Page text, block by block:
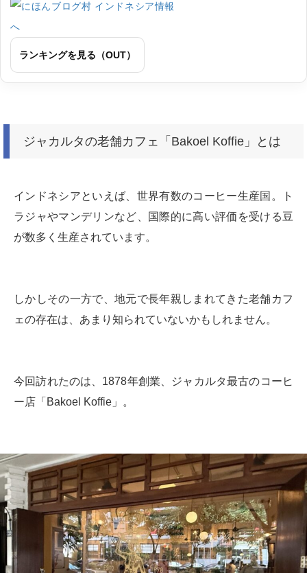
ランキングを見る（OUT）
ジャカルタの老舗カフェ「Bakoel Koffie」とは
インドネシアといえば、世界有数のコーヒー生産国。ト
ラジャやマンデリンなど、国際的に高い評価を受ける豆
が数多く生産されています。
しかしその一方で、地元で長年親しまれてきた老舗カフ
ェの存在は、あまり知られていないかもしれません。
今回訪れたのは、1878年創業、ジャカルタ最古のコーヒ
ー店「Bakoel Koffie」。